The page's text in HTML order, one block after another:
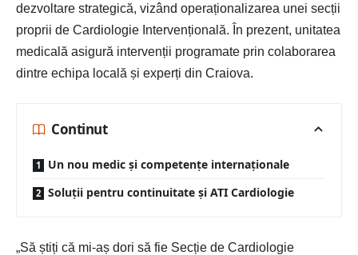
dezvoltare strategică, vizând operaționalizarea unei secții
proprii de Cardiologie Intervențională. În prezent, unitatea
medicală asigură intervenții programate prin colaborarea
dintre echipa locală și experți din Craiova.
Continut
Un nou medic și competențe internaționale
Soluții pentru continuitate și ATI Cardiologie
„Să știți că mi-aș dori să fie Secție de Cardiologie